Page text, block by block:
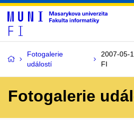
Fotogalerie
událostí
2007-05-
FI
Fotogalerie